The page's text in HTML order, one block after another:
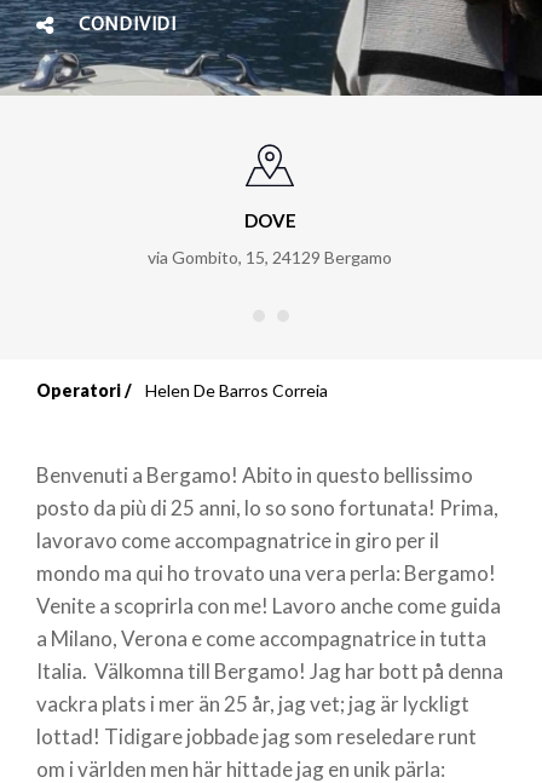
CONDIVIDI
DOVE
via Gombito, 15, 24129 Bergamo
Briciole
di
pane
Operatori Helen De Barros Correia
Benvenuti a Bergamo! Abito in questo bellissimo
posto da più di 25 anni, lo so sono fortunata! Prima,
lavoravo come accompagnatrice in giro per il
mondo ma qui ho trovato una vera perla: Bergamo!
Venite a scoprirla con me! Lavoro anche come guida
a Milano, Verona e come accompagnatrice in tutta
Italia. Välkomna till Bergamo! Jag har bott på denna
vackra plats i mer än 25 år, jag vet; jag är lyckligt
lottad! Tidigare jobbade jag som reseledare runt
om i världen men här hittade jag en unik pärla: